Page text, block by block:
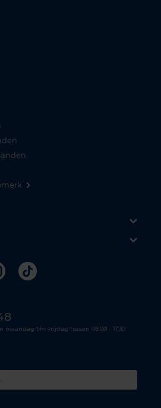
Instagram
Tiktok
maandag t/m vrijdag tussen 08.00 - 17.30